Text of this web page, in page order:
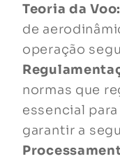
Teoria da Voo:
de
operação
normas que
essencial
garantir a